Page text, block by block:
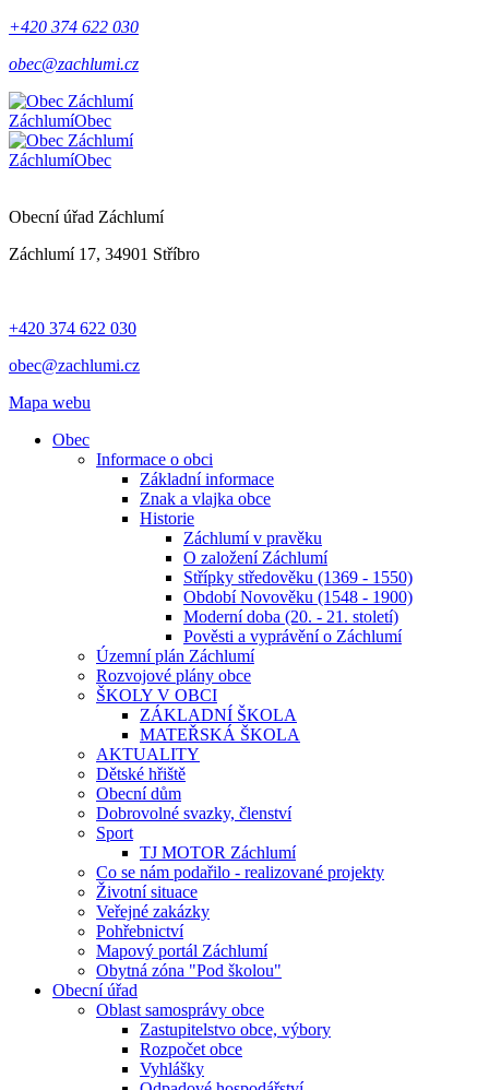
+420 374 622 030
obec@zachlumi.cz
ZáchlumíObec
ZáchlumíObec
Obecní úřad Záchlumí
Záchlumí 17, 34901 Stříbro
+420 374 622 030
obec@zachlumi.cz
Mapa webu
Obec
Informace o obci
Základní informace
Znak a vlajka obce
Historie
Záchlumí v pravěku
O založení Záchlumí
Střípky středověku (1369 - 1550)
Období Novověku (1548 - 1900)
Moderní doba (20. - 21. století)
Pověsti a vyprávění o Záchlumí
Územní plán Záchlumí
Rozvojové plány obce
ŠKOLY V OBCI
ZÁKLADNÍ ŠKOLA
MATEŘSKÁ ŠKOLA
AKTUALITY
Dětské hřiště
Obecní dům
Dobrovolné svazky, členství
Sport
TJ MOTOR Záchlumí
Co se nám podařilo - realizované projekty
Životní situace
Veřejné zakázky
Pohřebnictví
Mapový portál Záchlumí
Obytná zóna "Pod školou"
Obecní úřad
Oblast samosprávy obce
Zastupitelstvo obce, výbory
Rozpočet obce
Vyhlášky